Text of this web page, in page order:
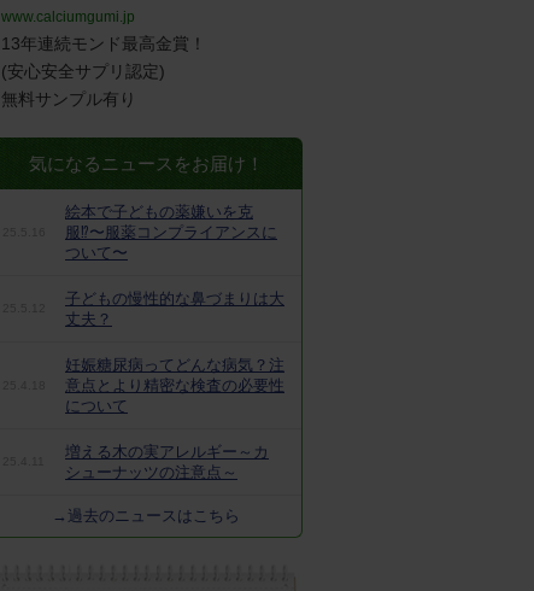
www.calciumgumi.jp
13年連続モンド最高金賞！
(安心安全サプリ認定)
無料サンプル有り
気になるニュースをお届け！
絵本で子どもの薬嫌いを克
服⁉︎〜服薬コンプライアンスに
ついて〜
子どもの慢性的な鼻づまりは大
丈夫？
妊娠糖尿病ってどんな病気？注
意点とより精密な検査の必要性
について
増える木の実アレルギー～カ
シューナッツの注意点～
→過去のニュースはこちら